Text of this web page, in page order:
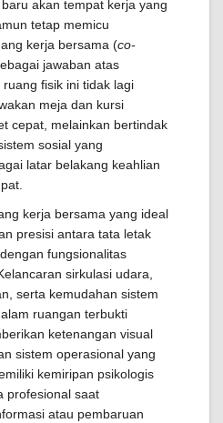
akan tempat kerja yang
tetap memicu
kerja bersama (co-
jawaban atas
fisik ini tidak lagi
meja dan kursi
cepat, melainkan bertindak
sosial yang
latar belakang keahlian
kerja bersama yang ideal
presisi antara tata letak
fungsionalitas
sirkulasi udara,
serta kemudahan sistem
ruangan terbukti
ketenangan visual
sistem operasional yang
kemiripan psikologis
profesional saat
atau pembaruan